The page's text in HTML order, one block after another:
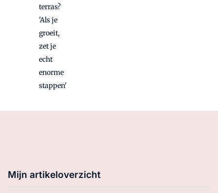
terras?
'Als je
groeit,
zet je
echt
enorme
stappen'
Mijn artikeloverzicht